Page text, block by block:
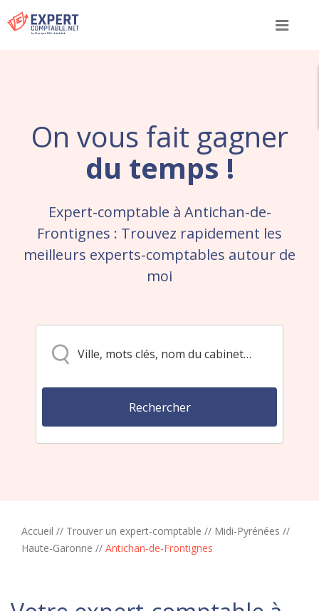
Menu
On vous fait gagner
du temps !
Expert-comptable à Antichan-de-
Frontignes : Trouvez rapidement les
meilleurs experts-comptables autour de
moi
Accueil // Trouver un expert-comptable // Midi-Pyrénées //
Haute-Garonne // Antichan-de-Frontignes